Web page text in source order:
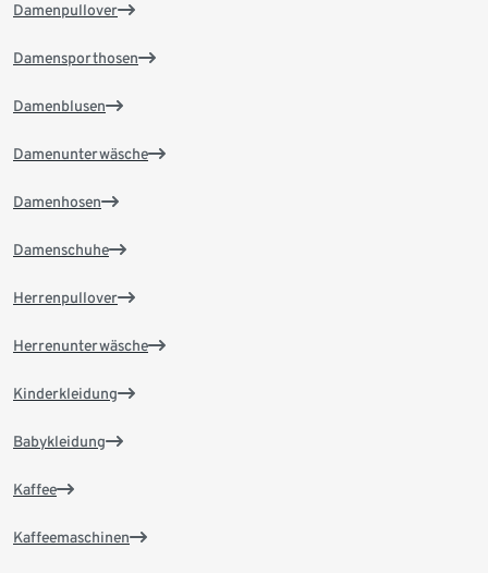
Damenpullover
Damensporthosen
Damenblusen
Damenunterwäsche
Damenhosen
Damenschuhe
Herrenpullover
Herrenunterwäsche
Kinderkleidung
Babykleidung
Kaffee
Kaffeemaschinen